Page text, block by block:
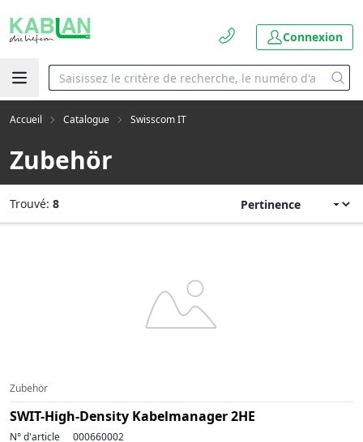
Connexion
Accueil Catalogue Swisscom IT
Zubehör
Trouvé: 8
Zubehör
SWIT-High-Density Kabelmanager 2HE
N° d'article 000660002